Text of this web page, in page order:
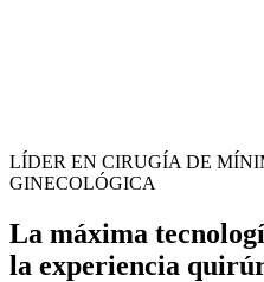
LÍDER EN CIRUGÍA DE
GINECOLÓGICA
La máxima
la experiencia